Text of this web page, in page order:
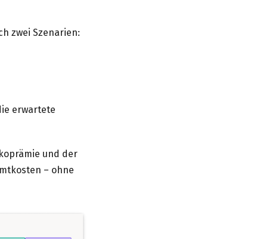
zwei Szenarien:
erwartete
und der
– ohne